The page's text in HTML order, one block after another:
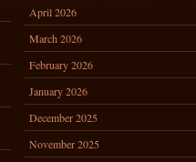
April 2026
March 2026
February 2026
January 2026
December 2025
November 2025